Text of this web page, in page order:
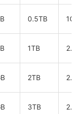
0.5TB
1TB
2TB
3TB